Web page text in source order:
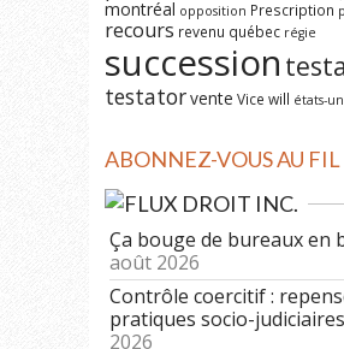
montréal opposition Prescription
recours revenu québec régie
succession
testatorvente Vice will états-
ABONNEZ-VOUS AU FIL
DROIT INC.
Ça bouge de bureaux en
août 2026
Contrôle coercitif :
pratiques socio-judiciaires
2026